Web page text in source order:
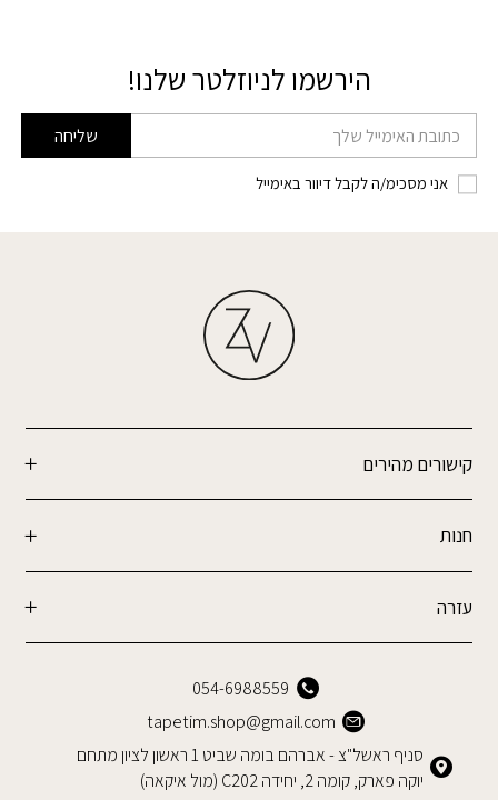
הירשמו לניוזלטר שלנו!
דוא׳׳ל שליחה
אני מסכימ/ה לקבל דיוור באימייל
קישורים מהירים
חנות
עזרה
054-6988559
tapetim.shop@gmail.com
סניף ראשל"צ - אברהם בומה שביט 1 ראשון לציון מתחם
יוקה פארק, קומה 2, יחידה C202 (מול איקאה)